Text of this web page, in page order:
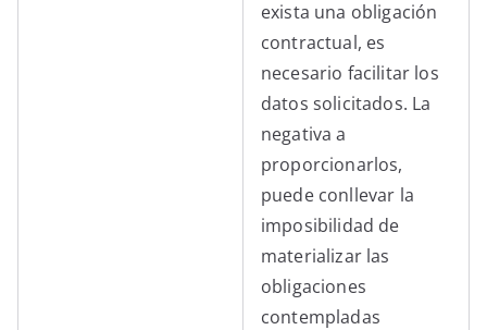
exista una obligación
contractual, es
necesario facilitar los
datos solicitados. La
negativa a
proporcionarlos,
puede conllevar la
imposibilidad de
materializar las
obligaciones
contempladas